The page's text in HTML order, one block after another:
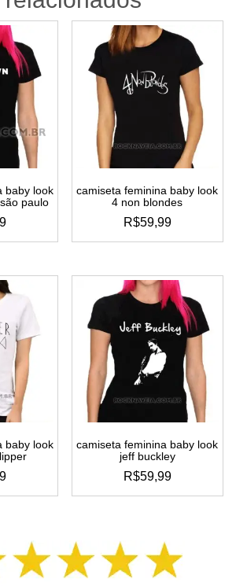
baby look
paulo
camiseta feminina baby look
4 non blondes
R$59,99
este
tem
várias
variantes.
as
opções
podem
ser
escolhidas
na
produto
baby look
camiseta feminina baby look
jeff buckley
R$59,99
este
várias
variantes.
as